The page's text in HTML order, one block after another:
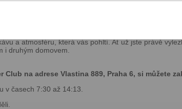
kteří žijí lezením. JamJam vznikl z lásky k
a atmosféru, která vás pohltí. Ať už jste právě
i druhým domovem.
na adrese Vlastina 889, Praha 6, si můžete
v časech 7:30 až 14:13.